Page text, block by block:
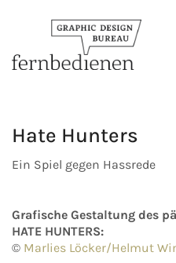
Hate Hunters
Ein Spiel gegen Hassrede
Grafische Gestaltung des
HATE HUNTERS:
© Marlies Löcker/Helmut